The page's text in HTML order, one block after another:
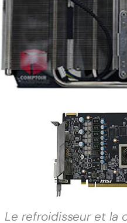
Le refroidisseur et la